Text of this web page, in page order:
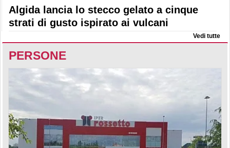
Algida lancia lo stecco gelato a cinque
strati di gusto ispirato ai vulcani
Vedi tutte
PERSONE